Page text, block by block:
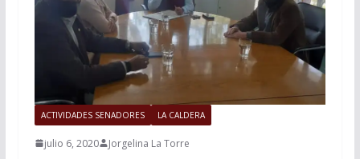
ACTIVIDADES SENADORES LA CALDERA
julio 6, 2020 Jorgelina La Torre